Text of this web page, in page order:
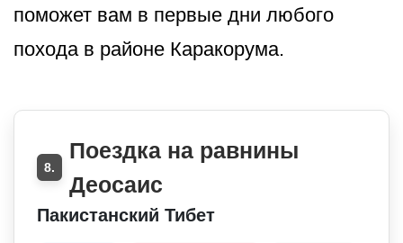
поможет вам в первые дни любого
похода в районе Каракорума.
8.
Поездка на равнины
Деосаис
Пакистанский Тибет